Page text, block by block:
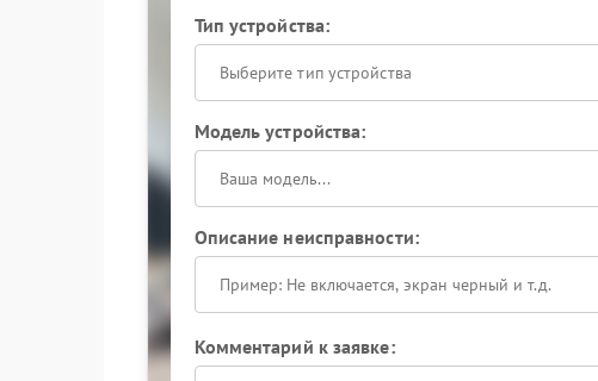
Тип устройства:
Выберите тип устройства
Модель устройства:
Описание неисправности:
Комментарий к заявке: